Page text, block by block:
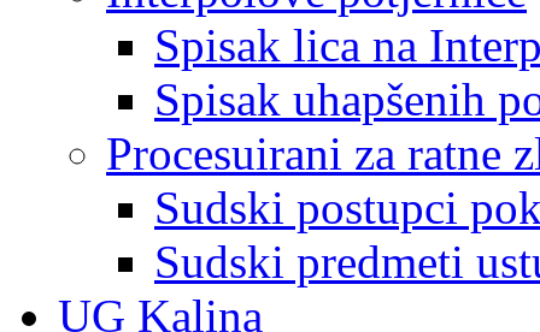
Spisak lica na
Spisak uhapšenih
Procesuirani za ratne
Sudski postupci
Sudski predmeti
UG Kalina